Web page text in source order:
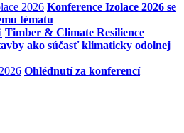
Konference Izolace 2026 se
tématu
Timber & Climate Resilience
ako súčasť klimaticky odolnej
Ohlédnutí za konferencí